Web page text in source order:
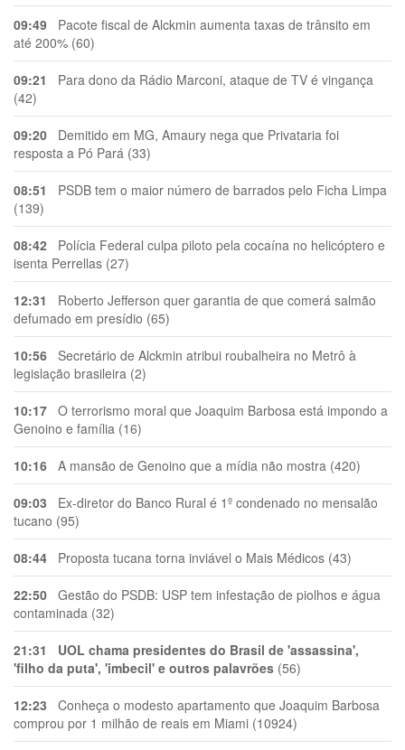
09:49 Pacote fiscal de Alckmin aumenta taxas de trânsito em
até 200% (60)
09:21 Para dono da Rádio Marconi, ataque de TV é vingança
(42)
09:20 Demitido em MG, Amaury nega que Privataria foi
resposta a Pó Pará (33)
08:51 PSDB tem o maior número de barrados pelo Ficha Limpa
(139)
08:42 Polícia Federal culpa piloto pela cocaína no helicóptero e
isenta Perrellas (27)
12:31 Roberto Jefferson quer garantia de que comerá salmão
defumado em presídio (65)
10:56 Secretário de Alckmin atribui roubalheira no Metrô à
legislação brasileira (2)
10:17 O terrorismo moral que Joaquim Barbosa está impondo a
Genoino e família (16)
10:16 A mansão de Genoino que a mídia não mostra (420)
09:03 Ex-diretor do Banco Rural é 1º condenado no mensalão
tucano (95)
08:44 Proposta tucana torna inviável o Mais Médicos (43)
22:50 Gestão do PSDB: USP tem infestação de piolhos e água
contaminada (32)
21:31
UOL chama presidentes do Brasil de 'assassina',
'filho da puta', 'imbecil' e outros palavrões (56)
12:23 Conheça o modesto apartamento que Joaquim Barbosa
comprou por 1 milhão de reais em Miami (10924)